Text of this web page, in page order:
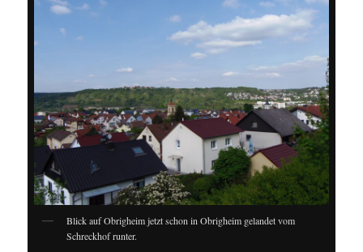
Blick auf Obrigheim jetzt schon in Obrigheim gelandet vom
Schreckhof runter.